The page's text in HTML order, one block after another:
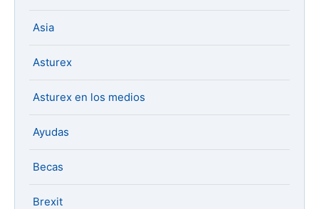
Asia
Asturex
Asturex en los medios
Ayudas
Becas
Brexit